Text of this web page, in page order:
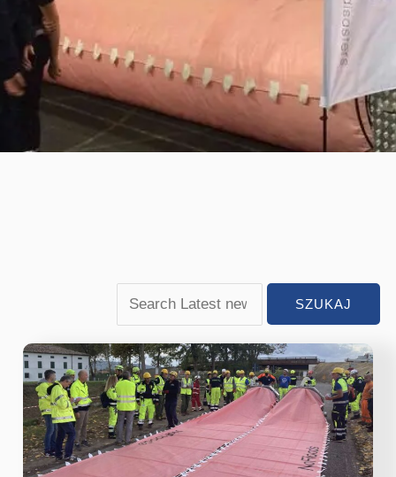
Włoskie
władze
z
powodzeniem
przeprowadziły